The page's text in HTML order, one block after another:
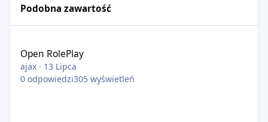
Podobna zawartość
Open RolePlay
ajax · 13 Lipca
0 odpowiedzi305 wyświetleń